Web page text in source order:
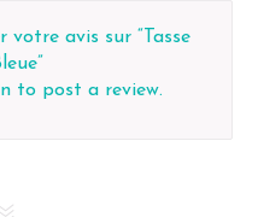
votre avis sur “Tasse
to post a review.